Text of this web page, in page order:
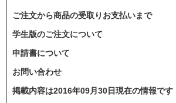
ご注文から商品の受取りお支払いまで
学生版のご注文について
申請書について
お問い合わせ
掲載内容は2016年09月30日現在の情報です